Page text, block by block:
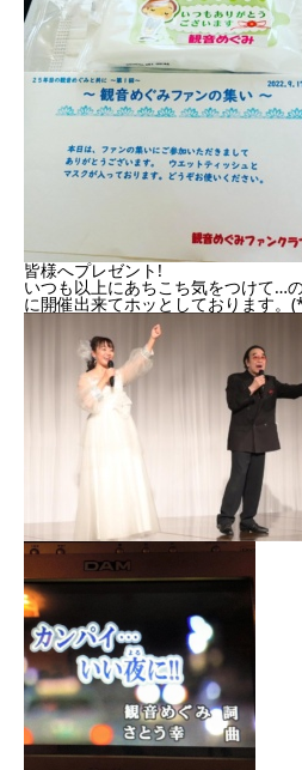
皆様へプレゼント!
いつも以上にあちこち気をつけて…
に開催出来てホッとしております。